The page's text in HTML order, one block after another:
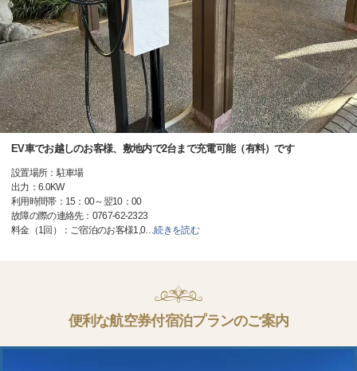
EV車でお越しのお客様、敷地内で2台まで充電可能（有料）です
設置場所：駐車場
出力：6.0KW
利用時間帯：15：00～翌10：00
故障の際の連絡先：0767-62-2323
料金（1回）：ご宿泊のお客様1,0…続きを読む
便利な航空券付宿泊プランのご案内